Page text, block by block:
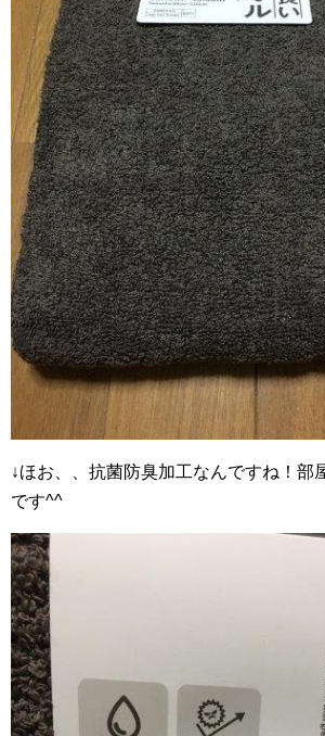
↓ほお、、抗菌防臭加工なんですね！部
です^^